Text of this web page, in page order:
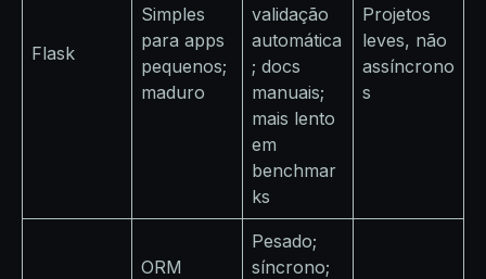
Flask
Simples
para apps
pequenos;
maduro ​
validação
automática
; docs
manuais;
mais lento
em
benchmar
ks
Projetos
leves, não
assíncrono
s
ORM
Pesado;
síncrono;